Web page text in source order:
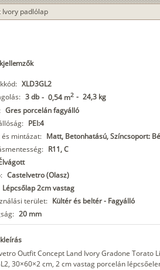
Ivory padlólap
XLD3GL2
3 db - 0,54 m2 - 24,3 kg
Gres porcelán fagyálló
PEI:4
és mintázat: Matt, Betonhatású, Színcsoport:
R11, C
Castelvetro (Olasz)
Lépcsőlap 2cm vastag
terület: Kültér és beltér - Fagyálló
20 mm
Outfit Concept Land Ivory Gradone Torato
30×60×2 cm, 2 cm vastag porcelán